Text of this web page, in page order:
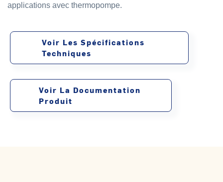
applications avec thermopompe.
Voir Les Spécifications
Techniques
Voir La Documentation
Produit